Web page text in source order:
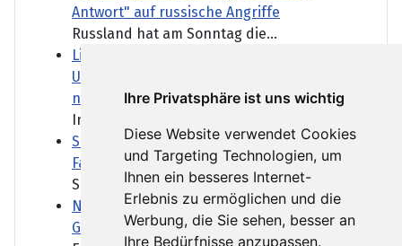
Ihre Privatsphäre ist uns wichtig
Diese Website verwendet Cookies
und Targeting Technologien, um
Ihnen ein besseres Internet-
Erlebnis zu ermöglichen und die
Werbung, die Sie sehen, besser an
Ihre Bedürfnisse anzupassen.
Antwort" auf russische Angriffe
Russland hat am Sonntag die...
Linken-Chef Pantisano schließt
Unterstützung für CDU in Sachsen-Anhalt
nicht aus
In vier Wochen wird in...
SPD kritisiert Härtefallregel bei
Familiennachzug als viel zu streng
Seit einem Jahr ist der...
Netanjahu stellt sich erneut gegen Trumps
Gaza-Plan